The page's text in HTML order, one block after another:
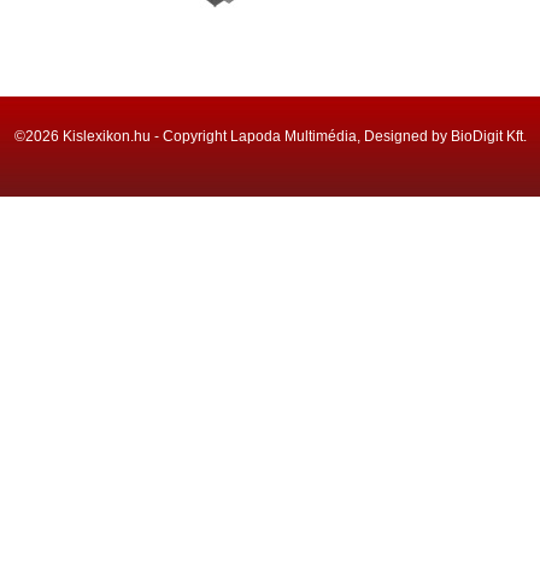
©2026 Kislexikon.hu - Copyright Lapoda Multimédia, Designed by BioDigit Kft.